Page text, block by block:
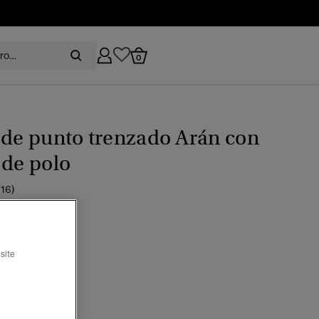
0
de punto trenzado Arán con
polo